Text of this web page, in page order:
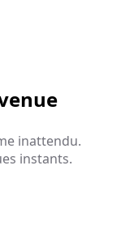
inattendu.
instants.